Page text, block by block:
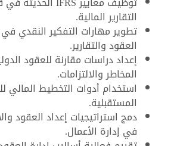
التقارير المالية.
تطوير مهارات التفكير النقدي
العقود والتقارير.
إعداد دراسات مقارنة للعقود
المخاطر والالتزامات.
استخدام أدوات التخطيط المالي
المستقبلية.
دمج استراتيجيات إعداد العقود
في إدارة الأعمال.